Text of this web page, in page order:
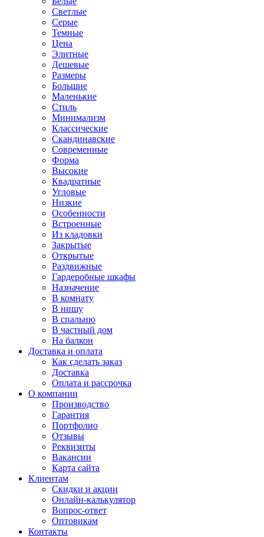
Светлые
Серые
Темные
Цена
Элитные
Дешевые
Размеры
Большие
Маленькие
Стиль
Минимализм
Классические
Скандинавские
Современные
Форма
Высокие
Квадратные
Угловые
Низкие
Особенности
Встроенные
Из кладовки
Закрытые
Открытые
Раздвижные
Гардеробные шкафы
Назначение
В комнату
В нишу
В спальню
В частный дом
На балкон
Доставка и оплата
Как сделать заказ
Доставка
Оплата и рассрочка
О компании
Производство
Гарантия
Портфолио
Отзывы
Реквизиты
Вакансии
Карта сайта
Клиентам
Скидки и акции
Онлайн-калькулятор
Вопрос-ответ
Оптовикам
Контакты